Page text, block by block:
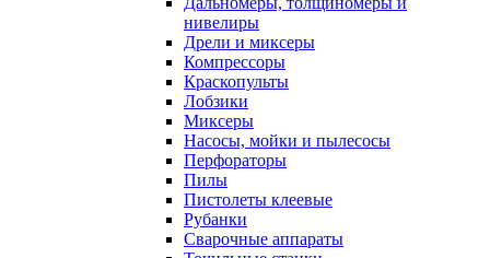
нивелиры
Дрели и миксеры
Компрессоры
Краскопульты
Лобзики
Миксеры
Насосы, мойки и пылесосы
Перфораторы
Пилы
Пистолеты клеевые
Рубанки
Сварочные аппараты